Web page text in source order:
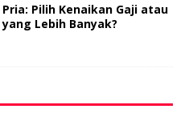
Pilih Kenaikan Gaji atau
Lebih Banyak?